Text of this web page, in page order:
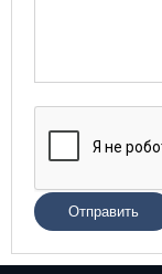
Отправить